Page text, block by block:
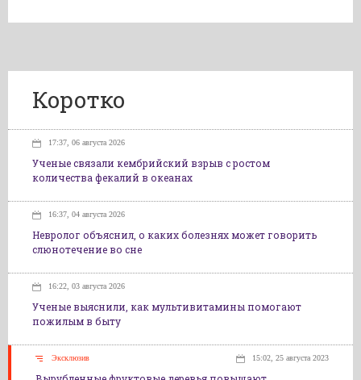
Коротко
17:37, 06 августа 2026
Ученые связали кембрийский взрыв с ростом
количества фекалий в океанах
16:37, 04 августа 2026
Невролог объяснил, о каких болезнях может говорить
слюнотечение во сне
16:22, 03 августа 2026
Ученые выяснили, как мультивитамины помогают
пожилым в быту
Эксклюзив 15:02, 25 августа 2023